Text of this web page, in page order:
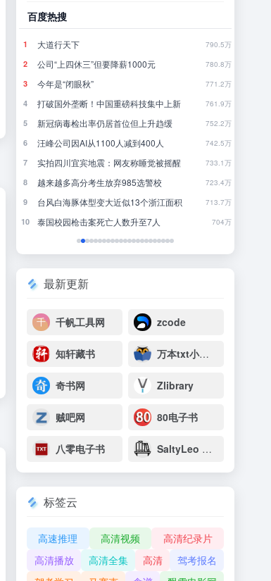
百度热搜
1 大道行天下 790.5万
2 公司“上四休三”但要降薪1000元 780.8万
3 今年是“闭眼秋” 771.2万
4 打破国外垄断！中国重磅科技集中上新 761.9万
5 新冠病毒检出率仍居首位但上升趋缓 752.2万
6 汪峰公司因AI从1100人减到400人 742.5万
7 实拍四川宜宾地震：网友称睡觉被摇醒 733.1万
8 越来越多高分考生放弃985选警校 723.4万
9 台风白海豚体型变大近似13个浙江面积 713.7万
10 泰国校园枪击案死亡人数升至7人 704万
最新更新
千帆工具网 zcode
知轩藏书 万本txt小说下载网
奇书网 Zlibrary
贼吧网 80电子书
八零电子书 SaltyLeo 的书架
标签云
高速推理 高清视频
高清纪录片
高清播放
高清全集 高清
驾考报名